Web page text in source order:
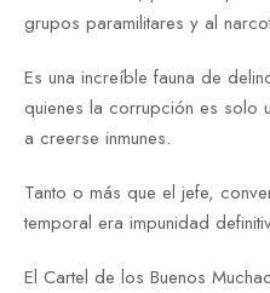
grupos paramilitares y al
Es una increíble fauna de
quienes la corrupción es solo
a creerse inmunes.
Tanto o más que el jefe,
temporal era impunidad
El Cartel de los Buenos